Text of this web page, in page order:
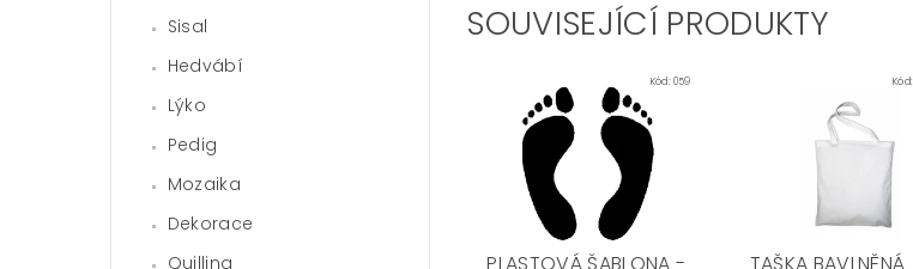
Sisal
Hedvábí
Lýko
Pedig
Mozaika
Dekorace
Quilling
SOUVISEJÍCÍ PRODUKTY
Kód:059 Kód: